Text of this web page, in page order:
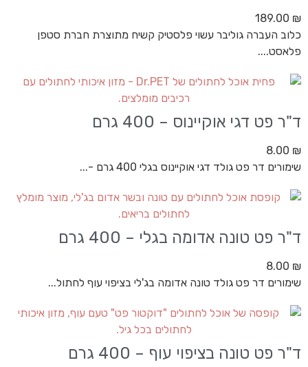
189.00 ₪
כלוב העברה גוליבר עשוי פלסטיק קשיח מתוצרת חברת סטפן
פלאסט....
ד"ר פט דגי אוקיינוס – 400 גרם
8.00 ₪
שימורים דר פט גולד דגי אוקיינוס בגלי 400 גרם -...
ד"ר פט טונה אדומה בגלי – 400 גרם
8.00 ₪
שימורים דר פט גולד טונה אדומה בג'לי בציפוי עוף לחתול...
ד"ר פט טונה בציפוי עוף – 400 גרם